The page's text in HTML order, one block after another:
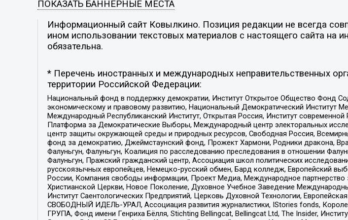
ПОКАЗАТЬ БАННЕРНЫЕ МЕСТА
Информационный сайт Ковылкино. Позиция редакции не всегда
ином использовании текстовых материалов с настоящего сайта на
обязательна.
* Перечень иностранных и международных неправительственных
территории Российской Федерации:
Национальный фонд в поддержку демократии, Институт Открытое Общество Фонд
экономическому и правовому развитию, Национальный Демократический Институт
Международный Республиканский Институт, Открытая Россия, Институт
Платформа за Демократические Выборы, Международный центр электоральных
центр защиты окружающей среды и природных ресурсов, Свободная Россия,
фонд за демократию, Джеймстаунский фонд, Прожект Хармони, Родники дракона,
Фалуньгун, Фалуньгун, Коалиция по расследованию преследования в отношении
Фалуньгун, Пражский гражданский центр, Ассоциация школ политических
русскоязычных европейцев, Немецко-русский обмен, Бард колледж, Европейский
России, Компания свободы информации, Проект Медиа, Международное партнерство
Христианской Церкви, Новое Поколение, Духовное Учебное Заведение
Институт Саентологических Предприятий, Церковь Духовной Технологии,
СВОБОДНЫЙ ИДЕЛЬ-УРАЛ, Ассоциация развития журналистики, IStories fonds,
ГРУПА, Фонд имени Генриха Бёлля, Stichting Bellingcat, Bellingcat Ltd, The Insider,